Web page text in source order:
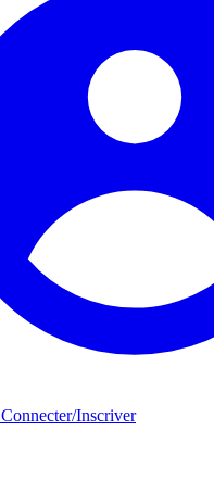
Connecter/Inscriver